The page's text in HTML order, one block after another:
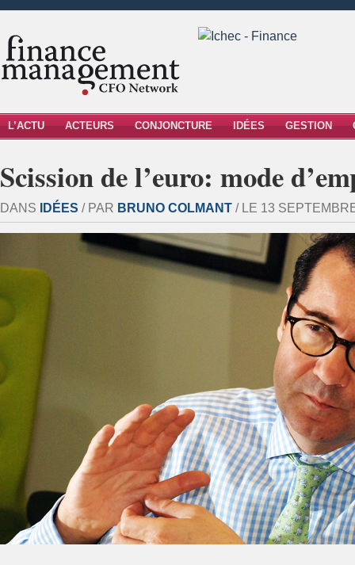
L’ACTU ACTEURS CONJONCTURE IDÉES GESTION
Scission de l’euro: mode
DANS IDÉES / PAR BRUNO COLMANT / LE 13